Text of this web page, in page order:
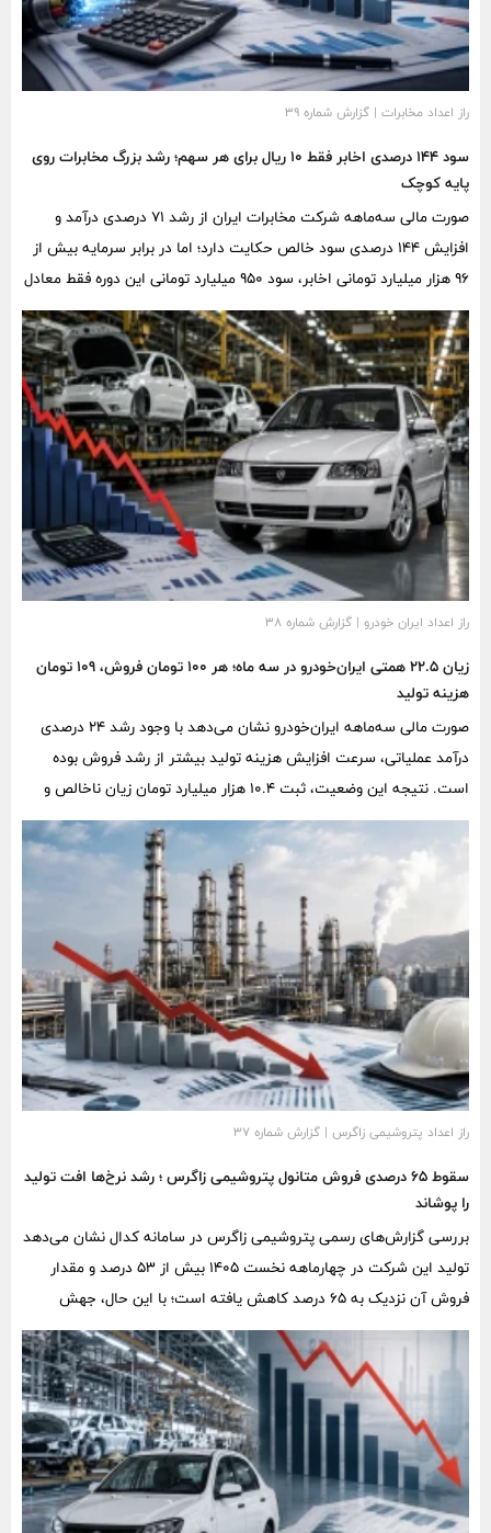
راز اعداد مخابرات | گزارش شماره ۳۹
سود ۱۴۴ درصدی اخابر فقط ۱۰ ریال برای هر سهم؛ رشد بزرگ مخابرات روی
پایه کوچک
صورت مالی سه‌ماهه شرکت مخابرات ایران از رشد ۷۱ درصدی درآمد و
افزایش ۱۴۴ درصدی سود خالص حکایت دارد؛ اما در برابر سرمایه بیش از
۹۶ هزار میلیارد تومانی اخابر، سود ۹۵۰ میلیارد تومانی این دوره فقط معادل
۱۰ ریال به ازای هر سهم و کمتر از یک درصد سرمایه اسمی شرکت است.
راز اعداد ایران خودرو | گزارش شماره ۳۸
زیان ۲۲.۵ همتی ایران‌خودرو در سه ماه؛ هر ۱۰۰ تومان فروش، ۱۰۹ تومان
هزینه تولید
صورت مالی سه‌ماهه ایران‌خودرو نشان می‌دهد با وجود رشد ۲۴ درصدی
درآمد عملیاتی، سرعت افزایش هزینه تولید بیشتر از رشد فروش بوده
است. نتیجه این وضعیت، ثبت ۱۰.۴ هزار میلیارد تومان زیان ناخالص و
۲۲.۵ هزار میلیارد تومان زیان خالص در شرکت اصلی ایران‌خودرو بوده
است.
راز اعداد پتروشیمی زاگرس | گزارش شماره ۳۷
سقوط ۶۵ درصدی فروش متانول پتروشیمی زاگرس ؛ رشد نرخ‌ها افت تولید
را پوشاند
بررسی گزارش‌های رسمی پتروشیمی زاگرس در سامانه کدال نشان می‌دهد
تولید این شرکت در چهارماهه نخست ۱۴۰۵ بیش از ۵۳ درصد و مقدار
فروش آن نزدیک به ۶۵ درصد کاهش یافته است؛ با این حال، جهش
متوسط درآمد حاصل از فروش هر تن متانول باعث شده افت درآمد شرکت